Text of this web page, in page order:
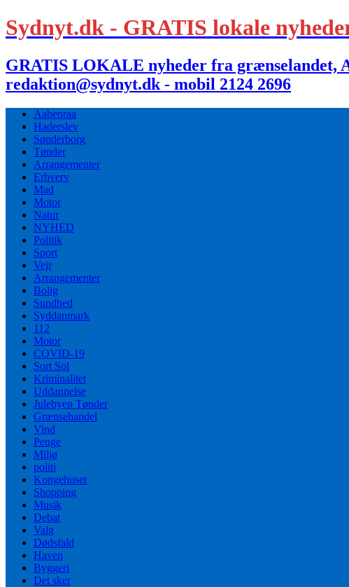
Sydnyt.dk - GRATIS lokale
GRATIS LOKALE nyheder fra grænselandet,
redaktion@sydnyt.dk - mobil 2124 2696
Aabenraa
Haderslev
Sønderborg
Tønder
Arrangementer
Erhverv
Mad
Motor
Natur
NYHED
Politik
Sport
Vejr
Arrangementer
Bolig
Sundhed
Syddanmark
112
Motor
COVID-19
Sort Sol
Kriminalitet
Uddannelse
Julebyen Tønder
Grænsehandel
Vind
Penge
Miljø
politi
Kongehuset
Shopping
Musik
Debat
Valg
Dødsfald
Haven
Byggeri
Det sker